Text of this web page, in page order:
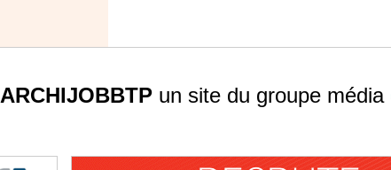
ARCHIJOBBTPun site du groupe média